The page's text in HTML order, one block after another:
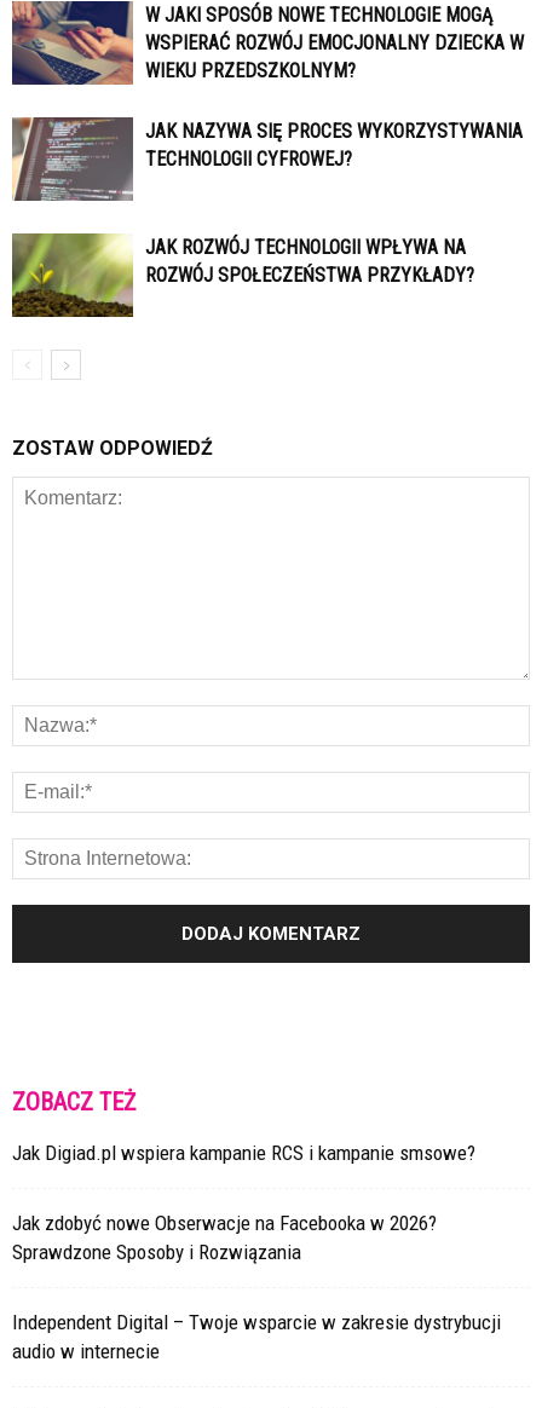
W JAKI SPOSÓB NOWE TECHNOLOGIE MOGĄ
WSPIERAĆ ROZWÓJ EMOCJONALNY DZIECKA W
WIEKU PRZEDSZKOLNYM?
JAK NAZYWA SIĘ PROCES WYKORZYSTYWANIA
TECHNOLOGII CYFROWEJ?
JAK ROZWÓJ TECHNOLOGII WPŁYWA NA
ROZWÓJ SPOŁECZEŃSTWA PRZYKŁADY?
ZOSTAW ODPOWIEDŹ
ZOBACZ TEŻ
Jak Digiad.pl wspiera kampanie RCS i kampanie smsowe?
Jak zdobyć nowe Obserwacje na Facebooka w 2026?
Sprawdzone Sposoby i Rozwiązania
Independent Digital – Twoje wsparcie w zakresie dystrybucji
audio w internecie